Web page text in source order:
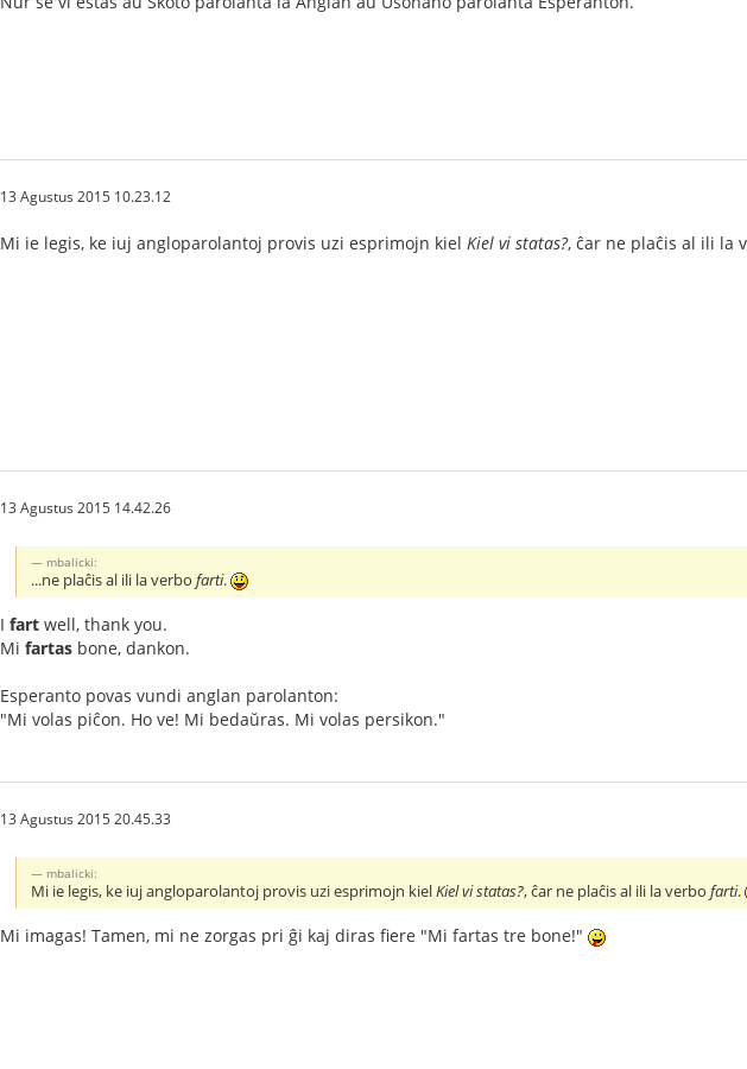
13 Agustus 2015 10.23.12
Mi ie legis, ke iuj angloparolantoj provis uzi esprimojn kiel Kiel vi statas?, ĉar ne plaĉis al ili la
13 Agustus 2015 14.42.26
mbalicki:
...ne plaĉis al ili la verbofarti.
I fart well, thank you.
Mi fartas bone, dankon.
Esperanto povas vundi anglan parolanton:
"Mi volas piĉon. Ho ve! Mi bedaŭras. Mi volas persikon."
13 Agustus 2015 20.45.33
mbalicki:
Mi ie legis, ke iuj angloparolantoj provis uzi esprimojn kielKiel vi statas?, ĉar ne plaĉis al ili la verbofarti.
Mi imagas! Tamen, mi ne zorgas pri ĝi kaj diras fiere "Mi fartas tre bone!"